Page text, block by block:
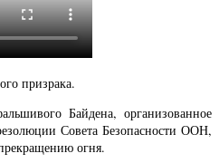
призрака.
Байдена, организованное
Совета Безопасности ООН,
огня.